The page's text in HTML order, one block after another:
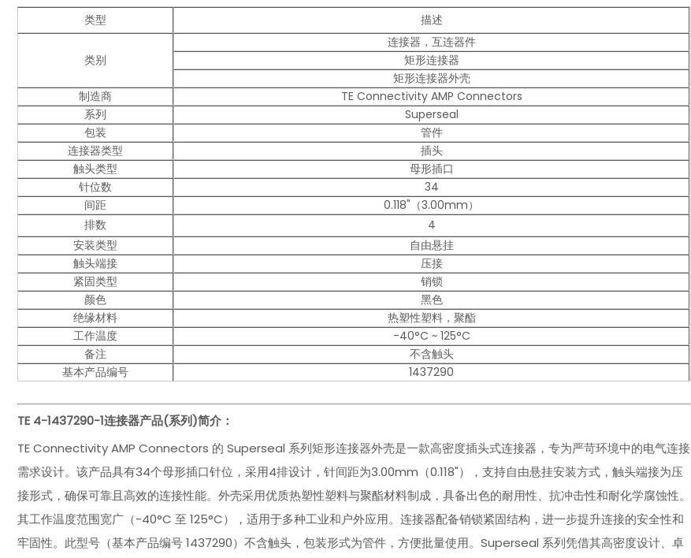
类型 描述
类别
连接器，互连器件
矩形连接器
矩形连接器外壳
制造商
TE Connectivity AMP Connectors
系列
Superseal
包装
管件
连接器类型
插头
触头类型
母形插口
针位数
34
间距
0.118"（3.00mm）
排数
4
安装类型
自由悬挂
触头端接
压接
紧固类型
销锁
颜色
黑色
绝缘材料
热塑性塑料，聚酯
工作温度
-40°C ~ 125°C
备注
不含触头
基本产品编号
1437290
TE 4-1437290-1连接器产品(系列)简介：
TE Connectivity AMP Connectors 的 Superseal 系列矩形连接器外壳是一款高密度插头式连接器，专为严苛环境中的电气连接
需求设计。该产品具有34个母形插口针位，采用4排设计，针间距为3.00mm（0.118"），支持自由悬挂安装方式，触头端接为压
接形式，确保可靠且高效的连接性能。外壳采用优质热塑性塑料与聚酯材料制成，具备出色的耐用性、抗冲击性和耐化学腐蚀性。
其工作温度范围宽广（-40°C 至 125°C），适用于多种工业和户外应用。连接器配备销锁紧固结构，进一步提升连接的安全性和
牢固性。此型号（基本产品编号 1437290）不含触头，包装形式为管件，方便批量使用。Superseal 系列凭借其高密度设计、卓